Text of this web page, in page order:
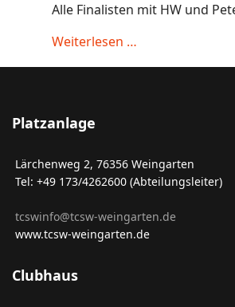
Alle Finalisten mit HW und
Weiterlesen …
Platzanlage
Lärchenweg 2, 76356 Weingarten
Tel: +49 173/4262600 (Abteilungsleiter)
tcswinfo@tcsw-weingarten.de
www.tcsw-weingarten.de
Clubhaus